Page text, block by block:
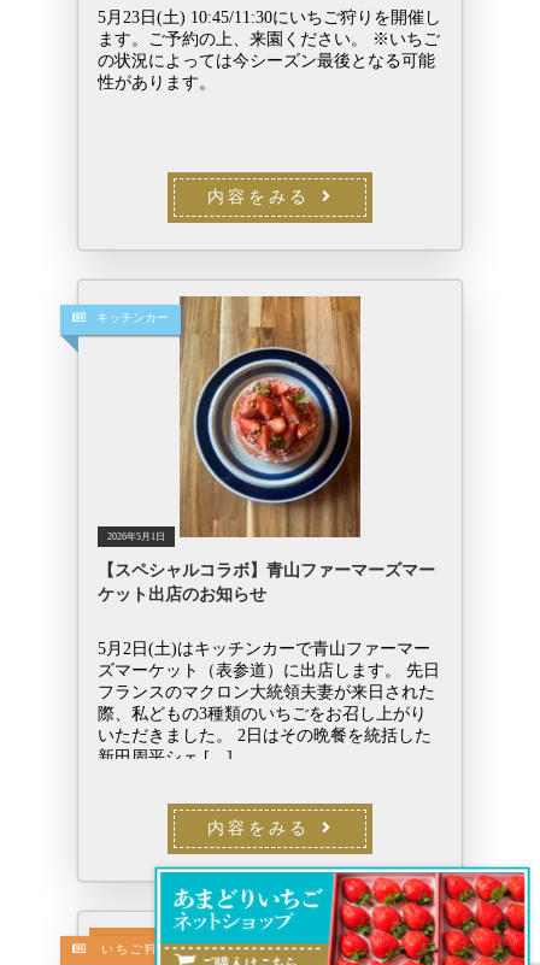
5月23日(土) 10:45/11:30にいちご狩りを開催し
ます。ご予約の上、来園ください。 ※いちご
の状況によっては今シーズン最後となる可能
性があります。
内容をみる
キッチンカー
2026年5月1日
【スペシャルコラボ】青山ファーマーズマー
ケット出店のお知らせ
5月2日(土)はキッチンカーで青山ファーマー
ズマーケット（表参道）に出店します。 先日
フランスのマクロン大統領夫妻が来日された
際、私どもの3種類のいちごをお召し上がり
いただきました。 2日はその晩餐を統括した
新田周平シェ […]
内容をみる
いちご狩り